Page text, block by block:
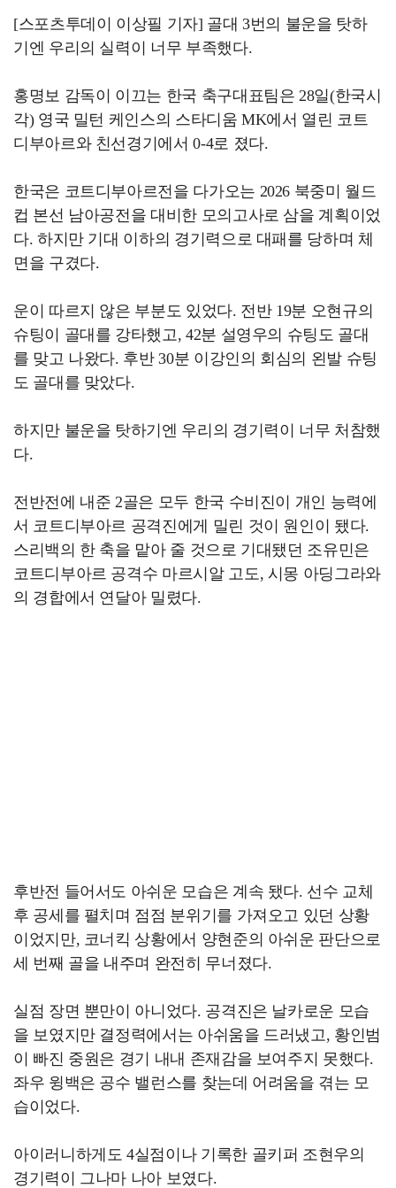
[스포츠투데이 이상필 기자] 골대 3번의 불운을 탓하
기엔 우리의 실력이 너무 부족했다.
홍명보 감독이 이끄는 한국 축구대표팀은 28일(한국시
각) 영국 밀턴 케인스의 스타디움 MK에서 열린 코트
디부아르와 친선경기에서 0-4로 졌다.
한국은 코트디부아르전을 다가오는 2026 북중미 월드
컵 본선 남아공전을 대비한 모의고사로 삼을 계획이었
다. 하지만 기대 이하의 경기력으로 대패를 당하며 체
면을 구겼다.
운이 따르지 않은 부분도 있었다. 전반 19분 오현규의
슈팅이 골대를 강타했고, 42분 설영우의 슈팅도 골대
를 맞고 나왔다. 후반 30분 이강인의 회심의 왼발 슈팅
도 골대를 맞았다.
하지만 불운을 탓하기엔 우리의 경기력이 너무 처참했
다.
전반전에 내준 2골은 모두 한국 수비진이 개인 능력에
서 코트디부아르 공격진에게 밀린 것이 원인이 됐다.
스리백의 한 축을 맡아 줄 것으로 기대됐던 조유민은
코트디부아르 공격수 마르시알 고도, 시몽 아딩그라와
의 경합에서 연달아 밀렸다.
후반전 들어서도 아쉬운 모습은 계속 됐다. 선수 교체
후 공세를 펼치며 점점 분위기를 가져오고 있던 상황
이었지만, 코너킥 상황에서 양현준의 아쉬운 판단으로
세 번째 골을 내주며 완전히 무너졌다.
실점 장면 뿐만이 아니었다. 공격진은 날카로운 모습
을 보였지만 결정력에서는 아쉬움을 드러냈고, 황인범
이 빠진 중원은 경기 내내 존재감을 보여주지 못했다.
좌우 윙백은 공수 밸런스를 찾는데 어려움을 겪는 모
습이었다.
아이러니하게도 4실점이나 기록한 골키퍼 조현우의
경기력이 그나마 나아 보였다.